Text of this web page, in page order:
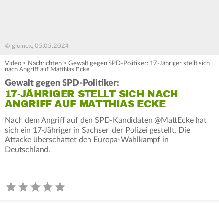
© glomex, 05.05.2024
Video > Nachrichten > Gewalt gegen SPD-Politiker: 17-Jähriger stellt sich
nach Angriff auf Matthias Ecke
Gewalt gegen SPD-Politiker:
17-JÄHRIGER STELLT SICH NACH
ANGRIFF AUF MATTHIAS ECKE
Nach dem Angriff auf den SPD-Kandidaten @MattEcke hat
sich ein 17-Jähriger in Sachsen der Polizei gestellt. Die
Attacke überschattet den Europa-Wahlkampf in
Deutschland.